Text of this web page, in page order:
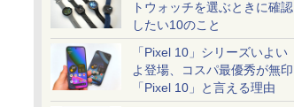
トウォッチを選ぶときに確認
したい10のこと
「Pixel 10」シリーズいよい
よ登場、コスパ最優秀が無印
「Pixel 10」と言える理由